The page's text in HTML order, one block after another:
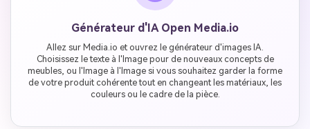
Générateur d'IA Open Media.io
Allez sur Media.io et ouvrez le générateur d'images IA.
Choisissez le texte à l'Image pour de nouveaux concepts de
meubles, ou l'Image à l'Image si vous souhaitez garder la forme
de votre produit cohérente tout en changeant les matériaux, les
couleurs ou le cadre de la pièce.